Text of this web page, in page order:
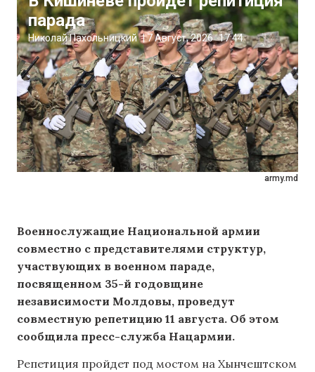
army.md
парада
Николай Пахольницкий |7 Август, 2026 17:44
Военнослужащие Национальной армии
совместно с представителями структур,
участвующих в военном параде,
посвященном 35-й годовщине
независимости Молдовы, проведут
совместную репетицию 11 августа. Об этом
сообщила пресс-служба Нацармии.
Репетиция пройдет под мостом на Хынчештском